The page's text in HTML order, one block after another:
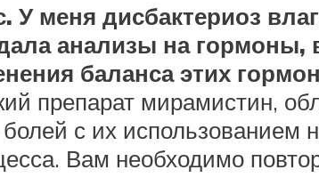
У меня дисбактериоз
анализы на гормоны,
баланса этих
препарат мирамистин,
с их использованием
Вам необходимо